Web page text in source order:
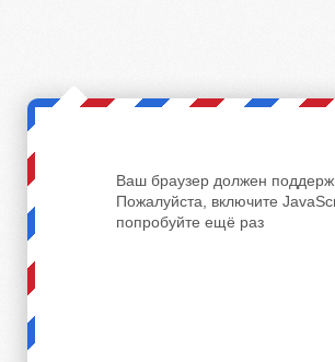
Ваш браузер должен
Пожалуйста, включите
попробуйте ещё раз